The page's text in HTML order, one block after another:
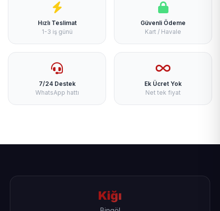
Hızlı Teslimat
1-3 iş günü
Güvenli Ödeme
Kart / Havale
7/24 Destek
WhatsApp hattı
Ek Ücret Yok
Net tek fiyat
Kiğı